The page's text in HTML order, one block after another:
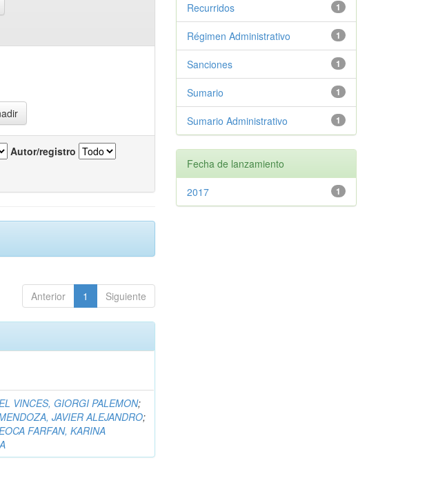
Autor/registro
Anterior 1 Siguiente
VINCES, GIORGI PALEMON;
JAVIER ALEJANDRO;
FARFAN, KARINA
1
Recurridos
1
Régimen Administrativo
1
Sanciones
1
Sumario
1
Sumario Administrativo
Fecha de lanzamiento
1
2017